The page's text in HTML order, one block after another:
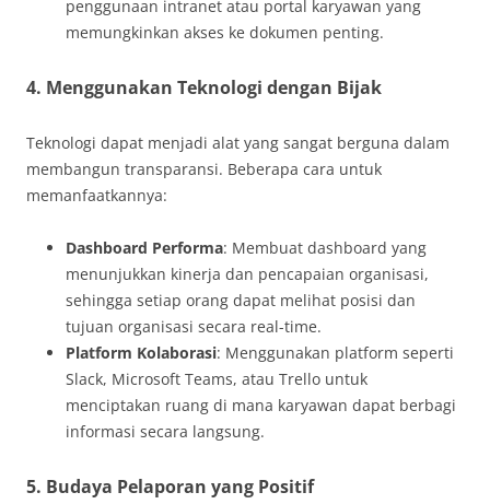
penggunaan intranet atau portal karyawan yang
memungkinkan akses ke dokumen penting.
4. Menggunakan Teknologi dengan Bijak
Teknologi dapat menjadi alat yang sangat berguna dalam
membangun transparansi. Beberapa cara untuk
memanfaatkannya:
Dashboard Performa: Membuat dashboard yang
menunjukkan kinerja dan pencapaian organisasi,
sehingga setiap orang dapat melihat posisi dan
tujuan organisasi secara real-time.
Platform Kolaborasi: Menggunakan platform seperti
Slack, Microsoft Teams, atau Trello untuk
menciptakan ruang di mana karyawan dapat berbagi
informasi secara langsung.
5. Budaya Pelaporan yang Positif